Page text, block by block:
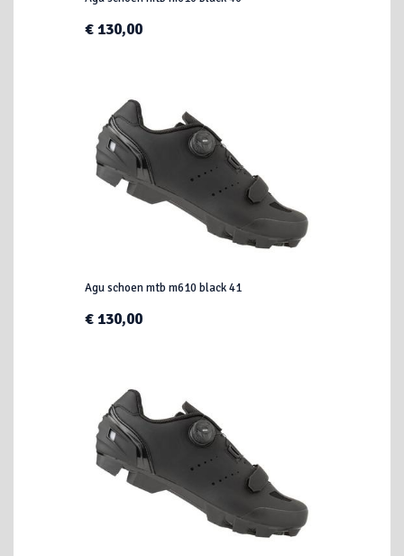
€ 130,00
Agu schoen mtb m610 black 41
€ 130,00